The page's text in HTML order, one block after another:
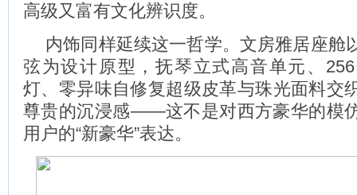
高级又富有文化辨识度。
内饰同样延续这一哲学。文房雅居座舱
弦为设计原型，抚琴立式高音单元、
灯、零异味自修复超级皮革与珠光面料交
尊贵的沉浸感——这不是对西方豪华的模
用户的“新豪华”表达。